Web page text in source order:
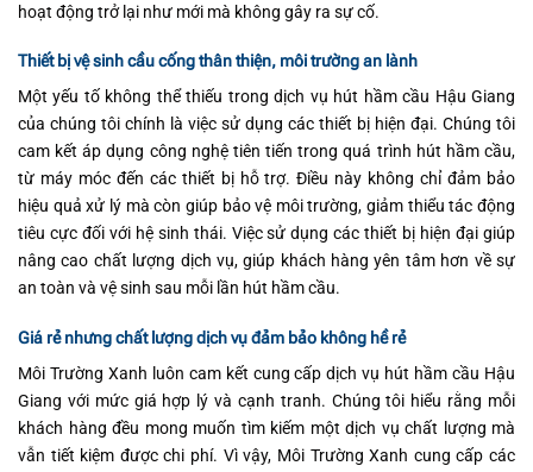
hoạt động trở lại như mới mà không gây ra sự cố.
Thiết bị vệ sinh cầu cống thân thiện, môi trường an lành
Một yếu tố không thể thiếu trong dịch vụ hút hầm cầu Hậu Giang
của chúng tôi chính là việc sử dụng các thiết bị hiện đại. Chúng tôi
cam kết áp dụng công nghệ tiên tiến trong quá trình hút hầm cầu,
từ máy móc đến các thiết bị hỗ trợ. Điều này không chỉ đảm bảo
hiệu quả xử lý mà còn giúp bảo vệ môi trường, giảm thiểu tác động
tiêu cực đối với hệ sinh thái. Việc sử dụng các thiết bị hiện đại giúp
nâng cao chất lượng dịch vụ, giúp khách hàng yên tâm hơn về sự
an toàn và vệ sinh sau mỗi lần hút hầm cầu.
Giá rẻ nhưng chất lượng dịch vụ đảm bảo không hề rẻ
Môi Trường Xanh luôn cam kết cung cấp dịch vụ hút hầm cầu Hậu
Giang với mức giá hợp lý và cạnh tranh. Chúng tôi hiểu rằng mỗi
khách hàng đều mong muốn tìm kiếm một dịch vụ chất lượng mà
vẫn tiết kiệm được chi phí. Vì vậy, Môi Trường Xanh cung cấp các